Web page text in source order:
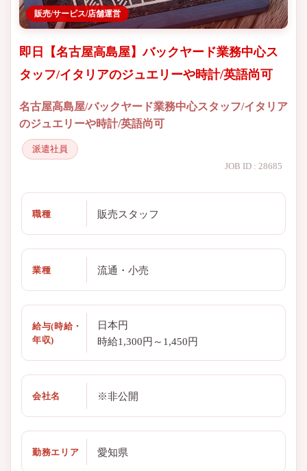
販売/サービス/店舗運営
即日【名古屋高島屋】バックヤード業務中心ス
タッフ/イタリアのジュエリーや時計/英語尚可
名古屋高島屋/バックヤード業務中心スタッフ/イタリア
のジュエリーや時計/英語尚可
派遣社員
JOB ID : 28685
職種 販売スタッフ
業種 流通・小売
給与(時給・
年収)
日本円
時給1,300円～1,450円
会社名 ※非公開
勤務エリア 愛知県